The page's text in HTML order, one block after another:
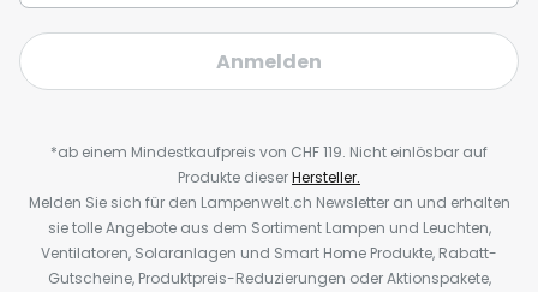
Anmelden
*ab einem Mindestkaufpreis von CHF 119. Nicht einlösbar auf
Produkte dieserHersteller.
Melden Sie sich für den Lampenwelt.ch Newsletter an und erhalten
sie tolle Angebote aus dem Sortiment Lampen und Leuchten,
Ventilatoren, Solaranlagen und Smart Home Produkte, Rabatt-
Gutscheine, Produktpreis-Reduzierungen oder Aktionspakete,